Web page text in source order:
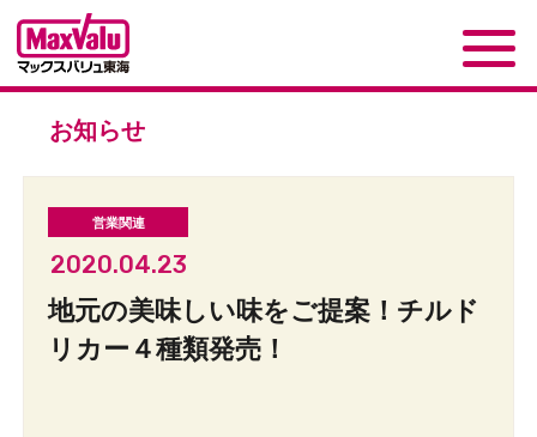
お知らせ
2020.04.23
地元の美味しい味をご提案！チルド
リカー４種類発売！